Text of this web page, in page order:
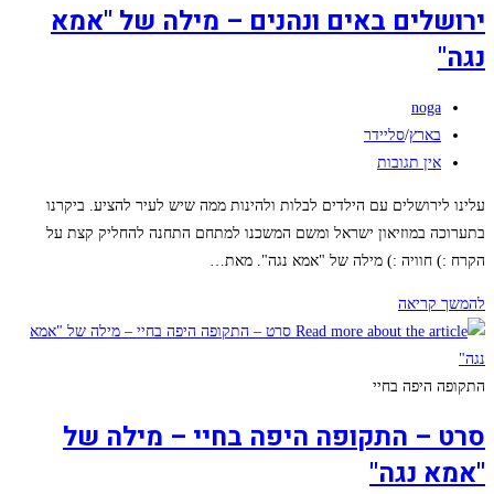
בפארק
של
"אמא
ירושלים באים ונהנים – מילה של "אמא
נגה"
מחבר:
noga
קטגוריה:
בארץ/סליידר
תגובות:
אין תגובות
עלינו לירושלים עם הילדים לבלות ולהינות ממה שיש לעיר להציע. ביקרנו
בתערוכה במוזיאון ישראל ומשם המשכנו למתחם התחנה להחליק קצת על
הקרח :) חוויה :) מילה של "אמא נגה". מאת…
להמשך קריאהירושלים
באים
–
של
"אמא
התקופה היפה בחיי
סרט – התקופה היפה בחיי – מילה של
"אמא נגה"